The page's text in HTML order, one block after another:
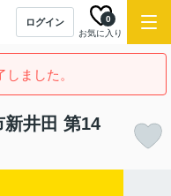
ログイン
お気に入り
0
ました。
新井田 第14